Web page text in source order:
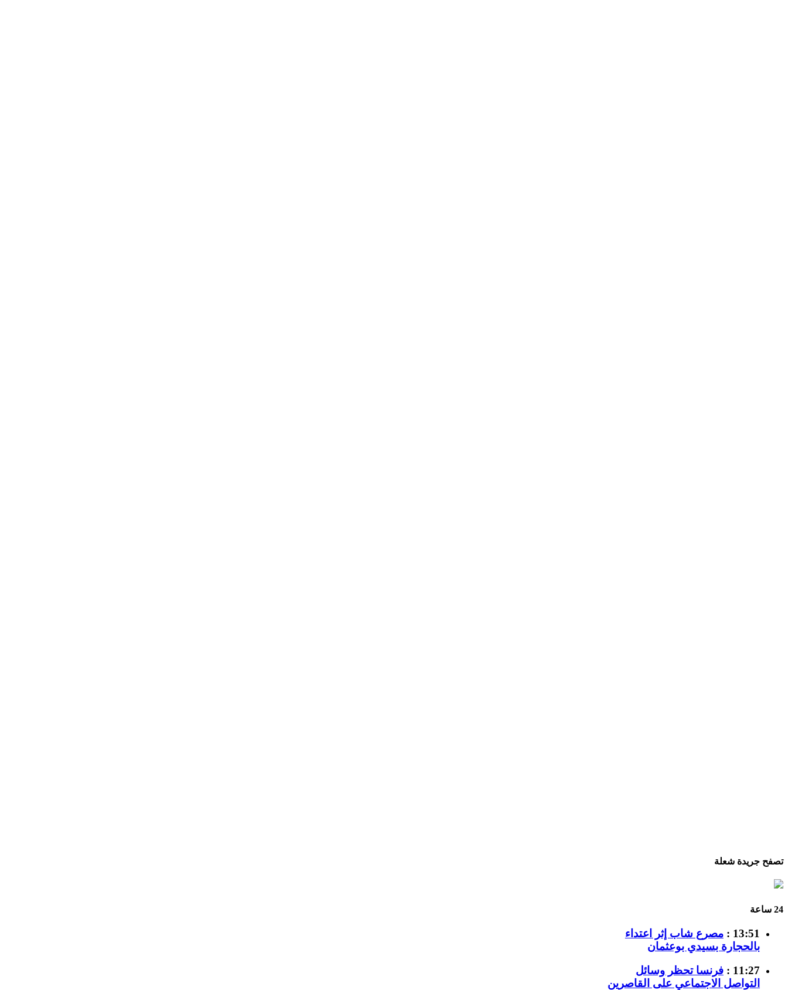
تصفح جريدة شعلة
24 ساعة
13:51 :
مصرع شاب إثر اعتداء
بالحجارة بسيدي بوعثمان
11:27 :
فرنسا تحظر وسائل
التواصل الاجتماعي على القاصرين